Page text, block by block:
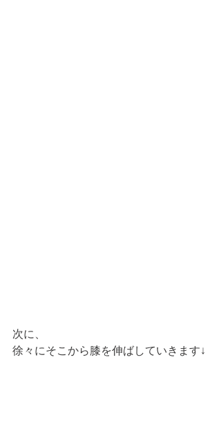
次に、
徐々にそこから膝を伸ばしていきます↓